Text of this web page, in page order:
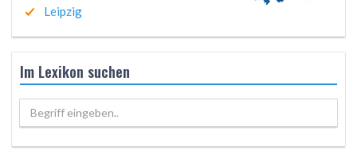
Leipzig
Im Lexikon suchen
Begriff eingeben..